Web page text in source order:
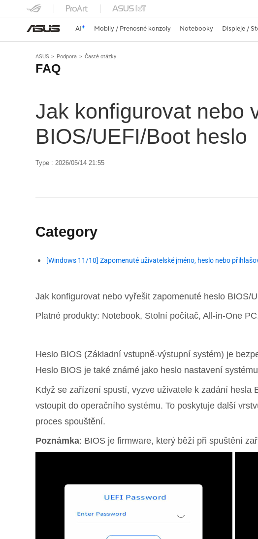
AI Mobily / Prenosné konzoly Notebooky Displeje /
ASUS Podpora Časté otázky
FAQ
Jak konfigurovat nebo
BIOS/UEFI/Boot heslo
Type : 2026/05/14 21:55
Category
[Windows 11/10] Zapomenuté uživatelské jméno, heslo nebo
Jak konfigurovat nebo vyřešit zapomenuté heslo BIOS/
Platné produkty: Notebook, Stolní počítač, All-in-One
Heslo BIOS (Základní vstupně-výstupní systém) je
Heslo BIOS je také známé jako heslo nastavení
Když se zařízení spustí, vyzve uživatele k zadání hesla
vstoupit do operačního systému. To poskytuje další
proces spouštění.
Poznámka: BIOS je firmware, který běží při spuštění